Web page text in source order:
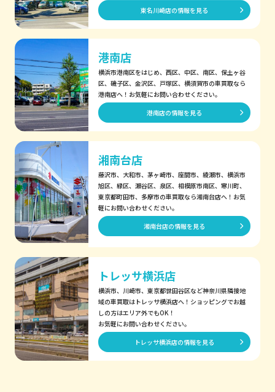
東名川崎店の情報を見る
港南店
横浜市港南区をはじめ、西区、中区、南区、保土ヶ谷
区、磯子区、金沢区、戸塚区、横須賀市の車買取なら
港南店へ！お気軽にお問い合わせください。
港南店の情報を見る
湘南台店
藤沢市、大和市、茅ヶ崎市、座間市、綾瀬市、横浜市
旭区、緑区、瀬谷区、泉区、相模原市南区、寒川町、
東京都町田市、多摩市の車買取なら湘南台店へ！お気
軽にお問い合わせください。
湘南台店の情報を見る
トレッサ横浜店
横浜市、川崎市、東京都世田谷区など神奈川県隣接地
域の車買取はトレッサ横浜店へ！ショッピングでお越
しの方はエリア外でもOK！
お気軽にお問い合わせください。
トレッサ横浜店の情報を見る